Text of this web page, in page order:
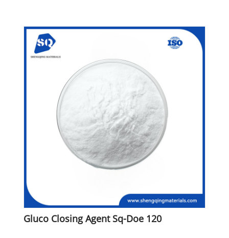
Gluco Closing Agent Sq-Doe 120